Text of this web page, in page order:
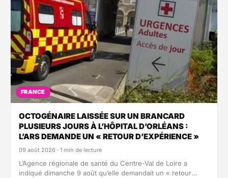
FRANCE
OCTOGÉNAIRE LAISSÉE SUR UN BRANCARD
PLUSIEURS JOURS À L’HÔPITAL D’ORLÉANS :
L’ARS DEMANDE UN « RETOUR D’EXPÉRIENCE »
09 août 2026 · 1 min de lecture
L’Agence régionale de santé du Centre-Val de Loire a
indiqué dimanche 9 août qu’elle demandait un « retour